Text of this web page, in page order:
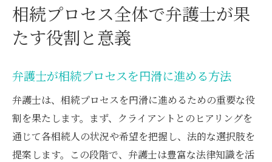
相続プロセス全体で弁護士が果
たす役割と意義
弁護士が相続プロセスを円滑に進める方法
弁護士は、相続プロセスを円滑に進めるための重要な役
割を果たします。まず、クライアントとのヒアリングを
通じて各相続人の状況や希望を把握し、法的な選択肢を
提案します。この段階で、弁護士は豊富な法律知識を活